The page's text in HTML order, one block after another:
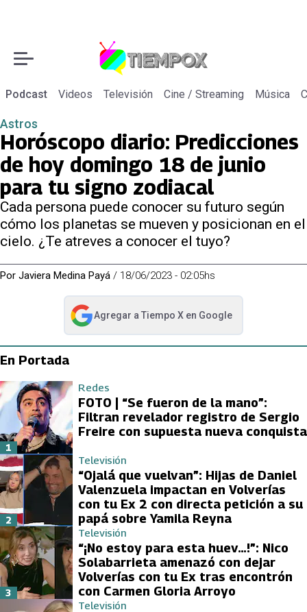
Podcast Videos Televisión Cine / Streaming Música
Astros
Horóscopo diario: Predicciones
de hoy domingo 18 de junio
para tu signo zodiacal
Cada persona puede conocer su futuro según
cómo los planetas se mueven y posicionan en el
cielo. ¿Te atreves a conocer el tuyo?
Por Javiera Medina Payá / 18/06/2023 - 02:05hs
Agregar a Tiempo Xen Google
abre en nueva pestaña
En Portada
Redes
FOTO | “Se fueron de la mano”:
Filtran revelador registro de Sergio
Freire con supuesta nueva conquista
1
Televisión
“Ojalá que vuelvan”: Hijas de Daniel
Valenzuela impactan en Volverías
con tu Ex 2 con directa petición a su
papá sobre Yamila Reyna
2
Televisión
“¡No estoy para esta huev…!”: Nico
Solabarrieta amenazó con dejar
Volverías con tu Ex tras encontrón
con Carmen Gloria Arroyo
3
Televisión